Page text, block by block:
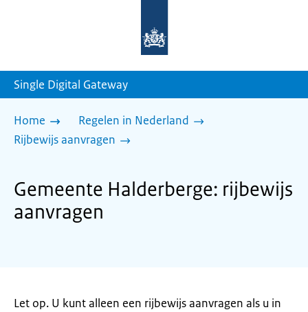
homepage
Single Digital Gateway
Home
Regelen in Nederland
Rijbewijs aanvragen
Gemeente Halderberge: rijbewijs
aanvragen
Let op. U kunt alleen een rijbewijs aanvragen als u in